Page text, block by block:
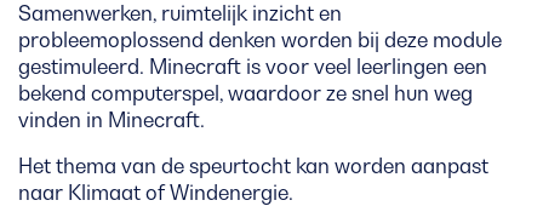
Samenwerken, ruimtelijk inzicht en
probleemoplossend denken worden bij deze module
gestimuleerd. Minecraft is voor veel leerlingen een
bekend computerspel, waardoor ze snel hun weg
vinden in Minecraft.
Het thema van de speurtocht kan worden aanpast
naar Klimaat of Windenergie.